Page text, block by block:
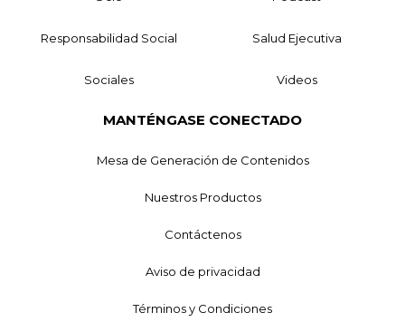
Responsabilidad Social Salud Ejecutiva
Sociales Videos
MANTÉNGASE CONECTADO
Mesa de Generación de Contenidos
Nuestros Productos
Contáctenos
Aviso de privacidad
Términos y Condiciones